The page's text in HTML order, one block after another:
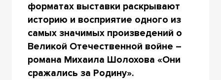
форматах выставки раскрывают
историю и восприятие одного из
самых значимых произведений о
Великой Отечественной войне –
романа Михаила Шолохова «Они
сражались за Родину».